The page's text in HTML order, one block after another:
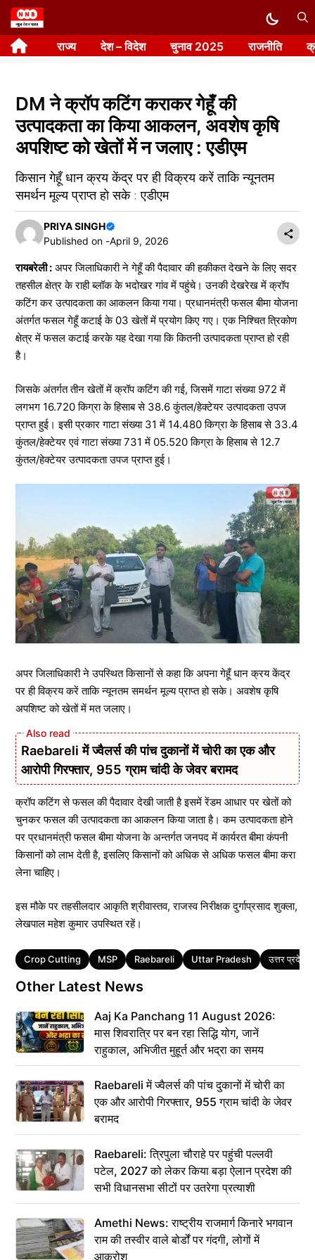
Skip
to
content राज्य देश – विदेश चुनाव 2025 राजनीति
DM ने क्रॉप कटिंग कराकर गेहूँ की
उत्पादकता का किया आकलन, अवशेष कृषि
अपशिष्ट को खेतों में न जलाए : एडीएम
किसान गेहूँ धान क्रय केंद्र पर ही विक्रय करें ताकि न्यूनतम
समर्थन मूल्य प्राप्त हो सके : एडीएम
PRIYA SINGH
Published on -April 9, 2026
रायबरेली : अपर जिलाधिकारी ने गेहूँ की पैदावार की हकीकत देखने के लिए सदर
तहसील क्षेत्र के राही ब्लॉक के भदोखर गांव में पहुंचे। उनकी देखरेख में क्रॉप
कटिंग कर उत्पादकता का आकलन किया गया। प्रधानमंत्री फसल बीमा योजना
अंतर्गत फसल गेहूँ कटाई के 03 खेतों में प्रयोग किए गए। एक निश्चित त्रिकोण
क्षेत्र में फसल कटाई करके यह देखा गया कि कितनी उत्पादकता प्राप्त हो रही
है।
जिसके अंतर्गत तीन खेतों में क्रॉप कटिंग की गई, जिसमें गाटा संख्या 972 में
लगभग 16.720 किग्रा के हिसाब से 38.6 कुंतल/हेक्टेयर उत्पादकता उपज
प्राप्त हुई। इसी प्रकार गाटा संख्या 31 में 14.480 किग्रा के हिसाब से 33.4
कुंतल/हेक्टेयर एवं गाटा संख्या 731 में 05.520 किग्रा के हिसाब से 12.7
कुंतल/हेक्टेयर उत्पादकता उपज प्राप्त हुई।
अपर जिलाधिकारी ने उपस्थित किसानों से कहा कि अपना गेहूँ धान क्रय केंद्र
पर ही विक्रय करें ताकि न्यूनतम समर्थन मूल्य प्राप्त हो सके। अवशेष कृषि
अपशिष्ट को खेतों में मत जलाए।
Raebareli में ज्वैलर्स की पांच दुकानों में चोरी का एक और
आरोपी गिरफ्तार, 955 ग्राम चांदी के जेवर बरामद
क्रॉप कटिंग से फसल की पैदावार देखी जाती है इसमें रेंडम आधार पर खेतों को
चुनकर फसल की उत्पादकता का आकलन किया जाता है। कम उत्पादकता होने
पर प्रधानमंत्री फसल बीमा योजना के अन्तर्गत जनपद में कार्यरत बीमा कंपनी
किसानों को लाभ देती है, इसलिए किसानों को अधिक से अधिक फसल बीमा करा
लेना चाहिए।
इस मौके पर तहसीलदार आकृति श्रीवास्तव, राजस्व निरीक्षक दुर्गाप्रसाद शुक्ला,
लेखपाल महेश कुमार उपस्थित रहें।
Tags
Crop Cutting MSP Raebareli Uttar Pradesh उत्तर प्रदेश
Other Latest News
Aaj Ka Panchang 11 August 2026:
मास शिवरात्रि पर बन रहा सिद्धि योग, जानें
राहुकाल, अभिजीत मुहूर्त और भद्रा का समय
Raebareli में ज्वैलर्स की पांच दुकानों में चोरी का
एक और आरोपी गिरफ्तार, 955 ग्राम चांदी के जेवर
बरामद
Raebareli: त्रिपुला चौराहे पर पहुंची पल्लवी
पटेल, 2027 को लेकर किया बड़ा ऐलान प्रदेश की
सभी विधानसभा सीटों पर उतरेगा प्रत्याशी
Amethi News: राष्ट्रीय राजमार्ग किनारे भगवान
राम की तस्वीर वाले बोर्डों पर गंदगी, लोगों में
आक्रोश